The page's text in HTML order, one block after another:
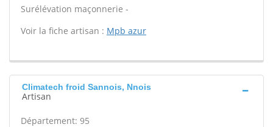
Surélévation maçonnerie -
Voir la fiche artisan : Mpb azur
Climatech froid Sannois, Nnois
Artisan
Département: 95